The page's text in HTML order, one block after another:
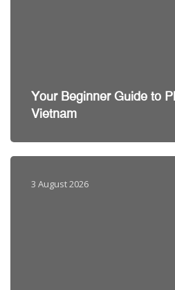
Your Beginner Guide to
Vietnam
3 August 2026